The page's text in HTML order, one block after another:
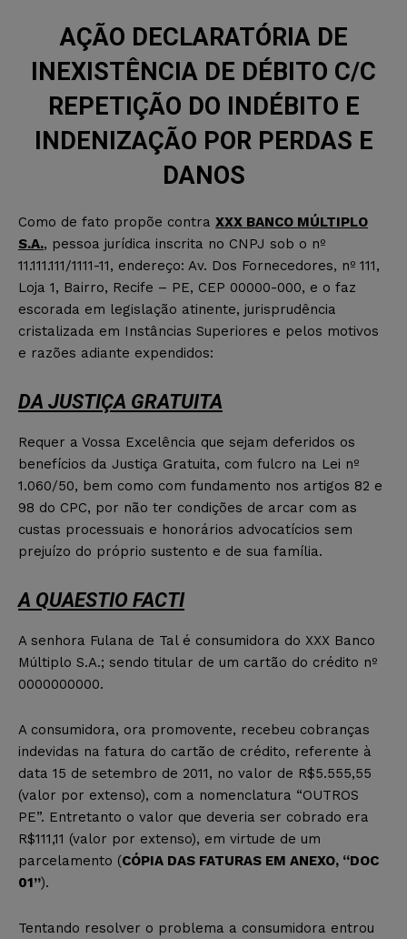
AÇÃO DECLARATÓRIA DE
INEXISTÊNCIA DE DÉBITO C/C
REPETIÇÃO DO INDÉBITO E
INDENIZAÇÃO POR PERDAS E
DANOS
Como de fato propõe contra XXX BANCO MÚLTIPLO
S.A., pessoa jurídica inscrita no CNPJ sob o nº
11.111.111/1111-11, endereço: Av. Dos Fornecedores, nº 111,
Loja 1, Bairro, Recife – PE, CEP 00000-000, e o faz
escorada em legislação atinente, jurisprudência
cristalizada em Instâncias Superiores e pelos motivos
e razões adiante expendidos:
DA JUSTIÇA GRATUITA
Requer a Vossa Excelência que sejam deferidos os
benefícios da Justiça Gratuita, com fulcro na Lei nº
1.060/50, bem como com fundamento nos artigos 82 e
98 do CPC, por não ter condições de arcar com as
custas processuais e honorários advocatícios sem
prejuízo do próprio sustento e de sua família.
A QUAESTIO FACTI
A senhora Fulana de Tal é consumidora do XXX Banco
Múltiplo S.A.; sendo titular de um cartão do crédito nº
0000000000.
A consumidora, ora promovente, recebeu cobranças
indevidas na fatura do cartão de crédito, referente à
data 15 de setembro de 2011, no valor de R$5.555,55
(valor por extenso), com a nomenclatura “OUTROS
PE”. Entretanto o valor que deveria ser cobrado era
R$111,11 (valor por extenso), em virtude de um
parcelamento (CÓPIA DAS FATURAS EM ANEXO, “DOC
01”).
Tentando resolver o problema a consumidora entrou